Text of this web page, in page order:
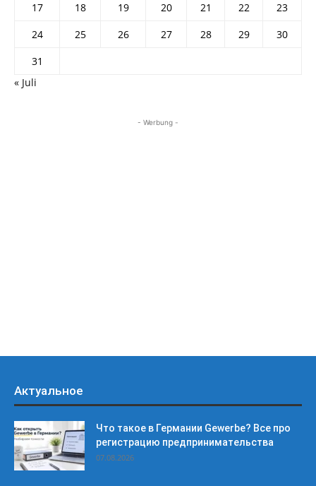
17
18 19 20 21 22
23
24
25 26 27 28 29
30
31
« Juli
- Werbung -
Актуальное
Что такое в Германии Gewerbe? Все про
регистрацию предпринимательства
07.08.2026